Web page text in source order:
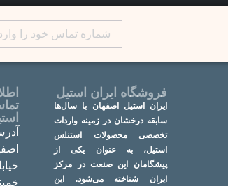
فروشگاه ایران استیل
ایران استیل اصفهان با سال‌ها
سابقه درخشان در زمینه واردات
تخصصی محصولات استنلس
استیل، به عنوان یکی از
پیشگامان این صنعت در مرکز
ایران شناخته می‌شود. این